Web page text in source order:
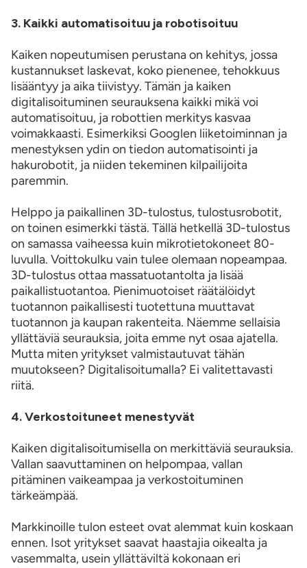
3. Kaikki automatisoituu ja robotisoituu
Kaiken nopeutumisen perustana on kehitys, jossa
kustannukset laskevat, koko pienenee, tehokkuus
lisääntyy ja aika tiivistyy. Tämän ja kaiken
digitalisoituminen seurauksena kaikki mikä voi
automatisoituu, ja robottien merkitys kasvaa
voimakkaasti. Esimerkiksi Googlen liiketoiminnan ja
menestyksen ydin on tiedon automatisointi ja
hakurobotit, ja niiden tekeminen kilpailijoita
paremmin.
Helppo ja paikallinen 3D-tulostus, tulostusrobotit,
on toinen esimerkki tästä. Tällä hetkellä 3D-tulostus
on samassa vaiheessa kuin mikrotietokoneet 80-
luvulla. Voittokulku vain tulee olemaan nopeampaa.
3D-tulostus ottaa massatuotantolta ja lisää
paikallistuotantoa. Pienimuotoiset räätälöidyt
tuotannon paikallisesti tuotettuna muuttavat
tuotannon ja kaupan rakenteita. Näemme sellaisia
yllättäviä seurauksia, joita emme nyt osaa ajatella.
Mutta miten yritykset valmistautuvat tähän
muutokseen? Digitalisoitumalla? Ei valitettavasti
riitä.
4. Verkostoituneet menestyvät
Kaiken digitalisoitumisella on merkittäviä seurauksia.
Vallan saavuttaminen on helpompaa, vallan
pitäminen vaikeampaa ja verkostoituminen
tärkeämpää.
Markkinoille tulon esteet ovat alemmat kuin koskaan
ennen. Isot yritykset saavat haastajia oikealta ja
vasemmalta, usein yllättäviltä kokonaan eri